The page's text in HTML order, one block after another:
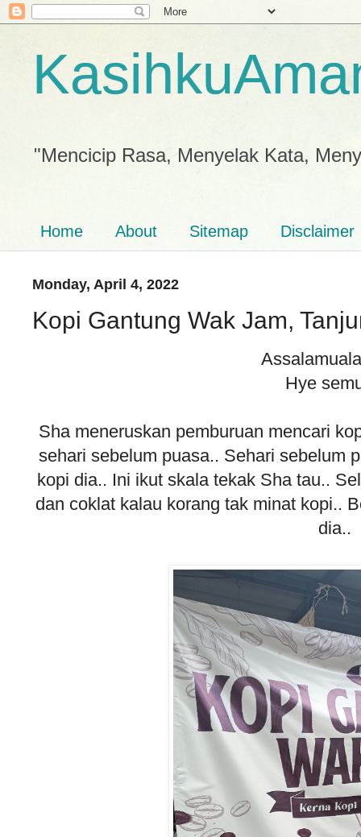
"Mencicip Rasa, Menyelak Kata,
Home About Sitemap Disclaimer
Monday, April 4, 2022
Kopi Gantung Wak Jam,
Hye
Sha meneruskan pemburuan mencari
sehari sebelum puasa.. Sehari sebelum
kopi dia.. Ini ikut skala tekak Sha tau..
dan coklat kalau korang tak minat kopi..
dia..